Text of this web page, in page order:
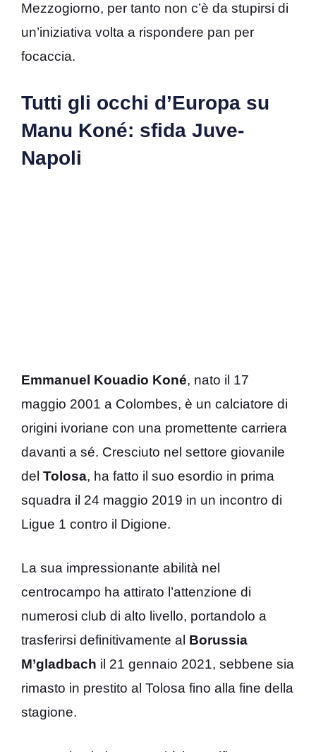
Mezzogiorno, per tanto non c’è da stupirsi di
un’iniziativa volta a rispondere pan per
focaccia.
Tutti gli occhi d’Europa su
Manu Koné: sfida Juve-
Napoli
Emmanuel Kouadio Koné, nato il 17
maggio 2001 a Colombes, è un calciatore di
origini ivoriane con una promettente carriera
davanti a sé. Cresciuto nel settore giovanile
del Tolosa, ha fatto il suo esordio in prima
squadra il 24 maggio 2019 in un incontro di
Ligue 1 contro il Digione.
La sua impressionante abilità nel
centrocampo ha attirato l’attenzione di
numerosi club di alto livello, portandolo a
trasferirsi definitivamente al Borussia
M’gladbach il 21 gennaio 2021, sebbene sia
rimasto in prestito al Tolosa fino alla fine della
stagione.